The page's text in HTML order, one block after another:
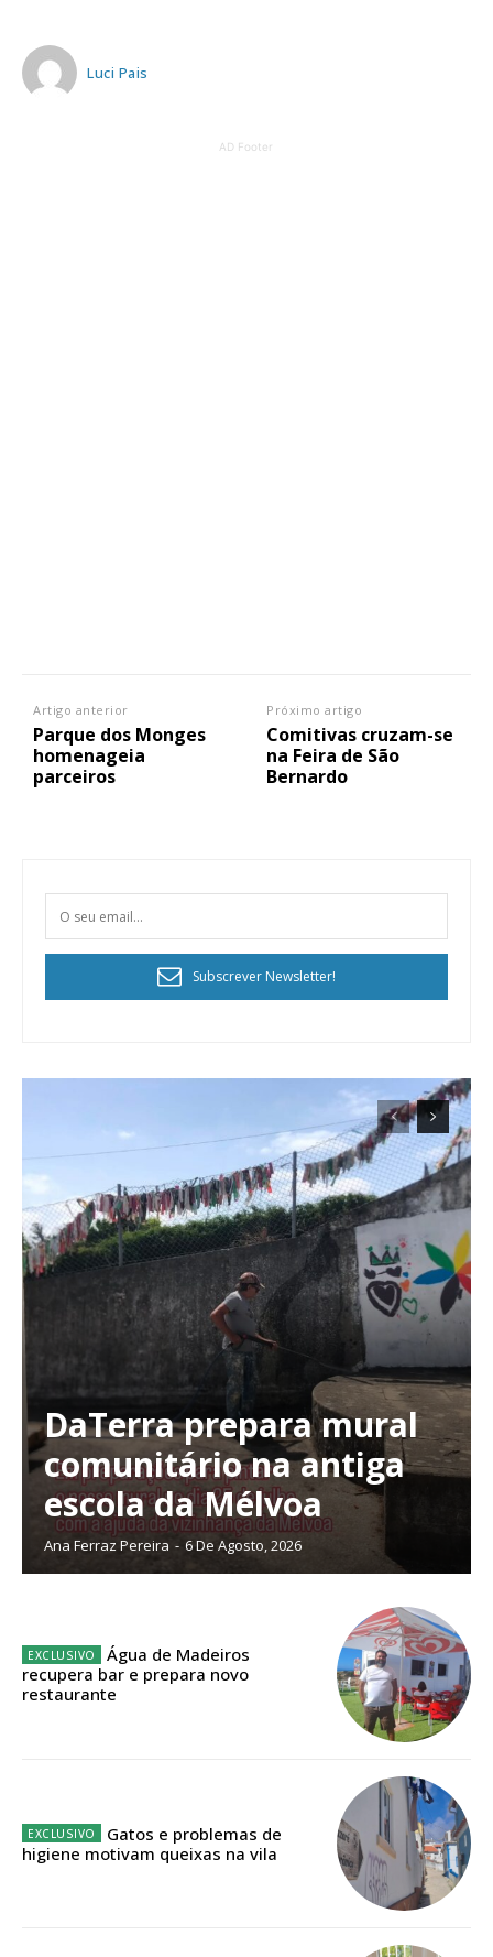
Planos de Assinatura
Sendo assinante terá acesso a todos os conteúdos exclusivos e versões
digitais.
Escolha o plano de assinatura desejado:
ASSINATURA
IMPRESSA
Luci Pais
AD Footer
Artigo anterior
Parque dos Monges
homenageia
parceiros
Próximo artigo
Comitivas cruzam-se
na Feira de São
Bernardo
Subscrever Newsletter!
DaTerra prepara mural
comunitário na antiga
escola da Mélvoa
Ana Ferraz Pereira - 6 De Agosto, 2026
Água de Madeiros
recupera bar e prepara novo
restaurante
Gatos e problemas de
higiene motivam queixas na vila